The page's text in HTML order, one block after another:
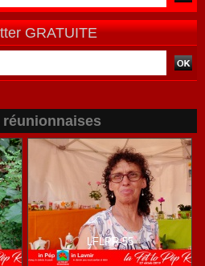
GRATUITE
réunionnaises
LFLPR-55